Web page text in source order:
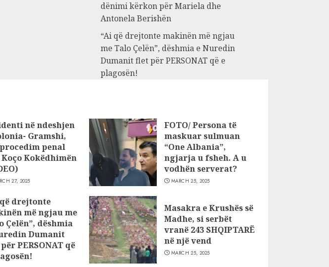
dënimi kërkon për Mariela dhe
Antonela Berishën
“Ai që drejtonte makinën më ngjau
me Talo Çelën”, dëshmia e Nuredin
Dumanit flet për PERSONAT që e
plagosën!
në ndeshjen
Gramshi,
penal
Kokëdhimën
27, 2025
FOTO/ Persona të
maskuar sulmuan
“One Albania”,
ngjarja u fsheh. A u
vodhën serverat?
MARCH 25, 2025
drejtonte
më ngjau me
Çelën”, dëshmia
Dumanit
PERSONAT që
Masakra e Krushës së
Madhe, si serbët
vranë 243 SHQIPTARË
në një vend
MARCH 25, 2025